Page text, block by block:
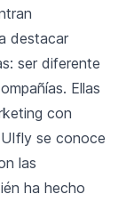
destacar
ser diferente
Ellas
con
se conoce
las
ha hecho